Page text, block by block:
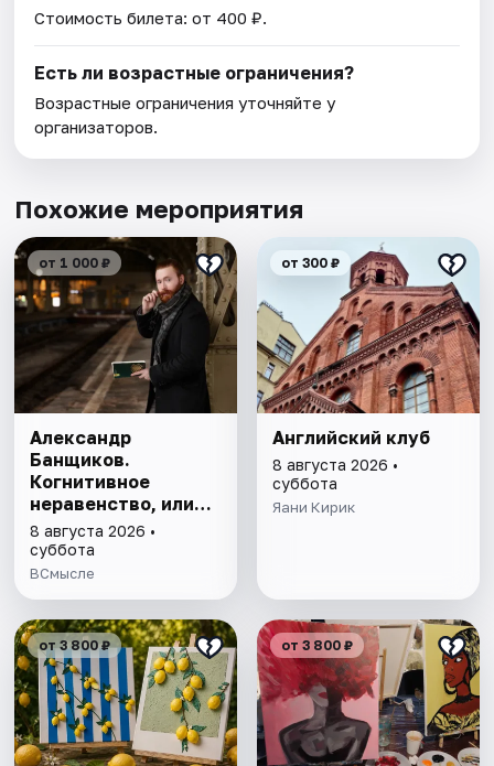
Стоимость билета: от 400 ₽.
Есть ли возрастные ограничения?
Возрастные ограничения уточняйте у
организаторов.
Похожие мероприятия
от 1 000 ₽
Александр
Банщиков.
Когнитивное
неравенство, или
почему умные
умнеют, а глупые
глупеют
8 августа 2026 •
суббота
ВСмысле
от 300 ₽
Английский клуб
8 августа 2026 •
суббота
Яани Кирик
от 3 800 ₽ от 3 800 ₽